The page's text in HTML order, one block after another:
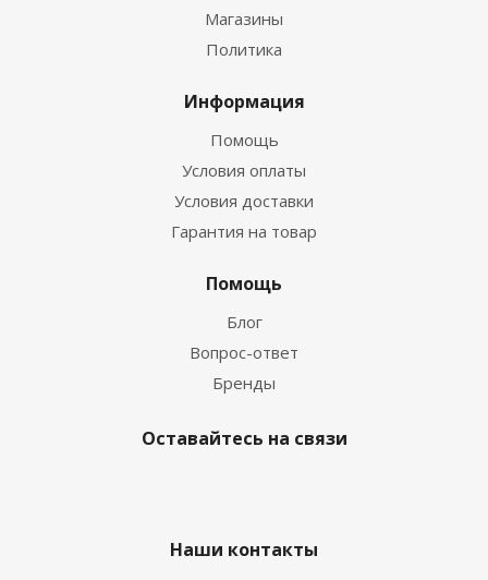
Магазины
Политика
Информация
Помощь
Условия оплаты
Условия доставки
Гарантия на товар
Помощь
Блог
Вопрос-ответ
Бренды
Оставайтесь на связи
Наши контакты